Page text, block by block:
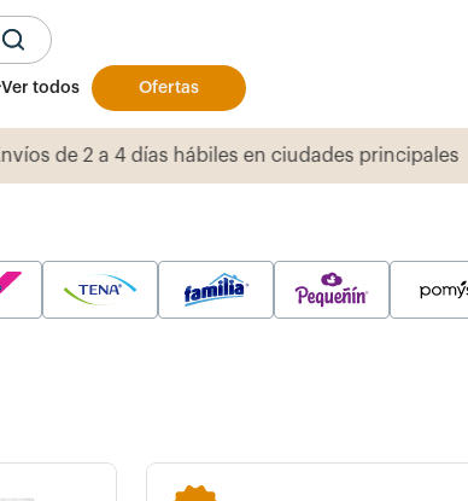
Ver todos Ofertas
Productos y presentaciones exclusivasaquí